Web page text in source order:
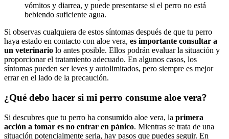
vómitos y diarrea, y puede presentarse si el perro no está
bebiendo suficiente agua.
Si observas cualquiera de estos síntomas después de que tu perro
haya estado en contacto con aloe vera, es importante consultar a
un veterinario lo antes posible. Ellos podrán evaluar la situación y
proporcionar el tratamiento adecuado. En algunos casos, los
síntomas pueden ser leves y autolimitados, pero siempre es mejor
errar en el lado de la precaución.
¿Qué debo hacer si mi perro consume aloe vera?
Si descubres que tu perro ha consumido aloe vera, la primera
acción a tomar es no entrar en pánico. Mientras se trata de una
situación potencialmente seria, hay pasos que puedes seguir. En